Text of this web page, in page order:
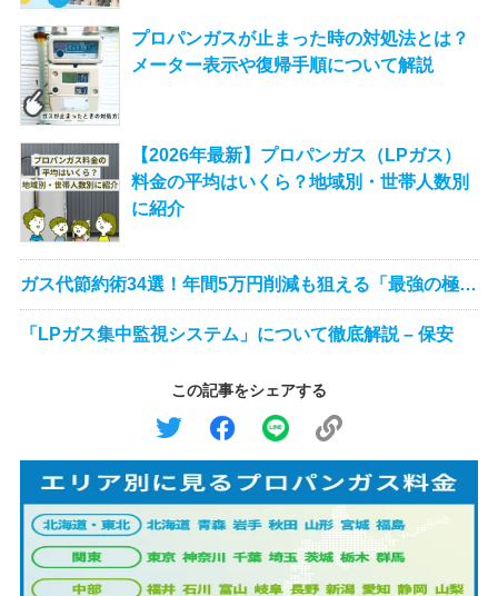
プロパンガスが止まった時の対処法とは？
メーター表示や復帰手順について解説
【2026年最新】プロパンガス（LPガス）
料金の平均はいくら？地域別・世帯人数別
に紹介
ガス代節約術34選！年間5万円削減も狙える「最強の極
意」を徹底解説
「LPガス集中監視システム」について徹底解説 – 保安
この記事をシェアする